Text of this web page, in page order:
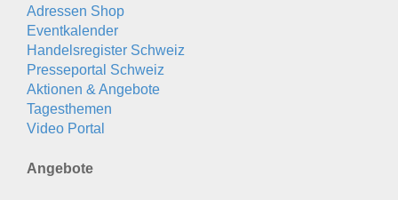
Adressen Shop
Eventkalender
Handelsregister Schweiz
Presseportal Schweiz
Aktionen & Angebote
Tagesthemen
Video Portal
Angebote